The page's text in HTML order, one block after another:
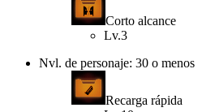
Corto alcance
Lv.3
Nvl. de personaje: 30 o menos
Recarga rápida